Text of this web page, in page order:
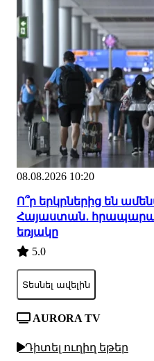
08.08.2026 10:20
Ո՞ր երկրներից են
Հայաստան․
եռյակը
5.0
Տեսնել ավելին
AURORA TV
Դիտել ուղիղ եթեր